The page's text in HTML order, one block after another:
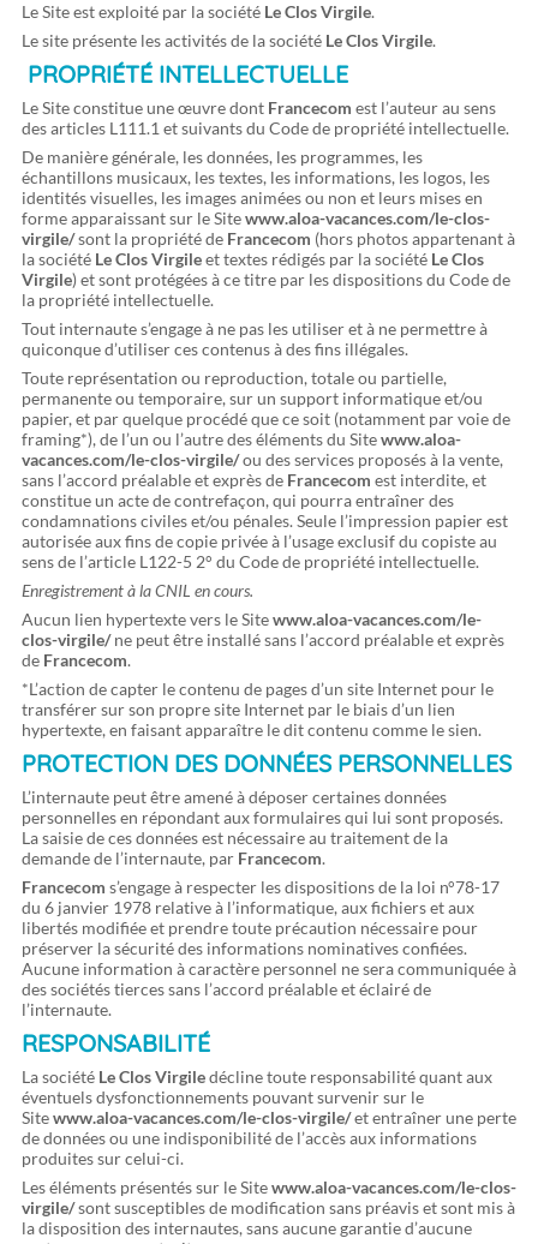
Le Site est exploité par la société Le Clos Virgile.
Le site présente les activités de la société Le Clos Virgile.
PROPRIÉTÉ INTELLECTUELLE
Le Site constitue une œuvre dont Francecom est l’auteur au sens
des articles L111.1 et suivants du Code de propriété intellectuelle.
De manière générale, les données, les programmes, les
échantillons musicaux, les textes, les informations, les logos, les
identités visuelles, les images animées ou non et leurs mises en
forme apparaissant sur le Sitewww.aloa-vacances.com/le-clos-
virgile/sont la propriété de Francecom (hors photos appartenant à
la société Le Clos Virgileet textes rédigés par la société Le Clos
Virgile) et sont protégées à ce titre par les dispositions du Code de
la propriété intellectuelle.
Tout internaute s’engage à ne pas les utiliser et à ne permettre à
quiconque d’utiliser ces contenus à des fins illégales.
Toute représentation ou reproduction, totale ou partielle,
permanente ou temporaire, sur un support informatique et/ou
papier, et par quelque procédé que ce soit (notamment par voie de
framing*), de l’un ou l’autre des éléments du Sitewww.aloa-
vacances.com/le-clos-virgile/ou des services proposés à la vente,
sans l’accord préalable et exprès de Francecom est interdite, et
constitue un acte de contrefaçon, qui pourra entraîner des
condamnations civiles et/ou pénales. Seule l’impression papier est
autorisée aux fins de copie privée à l’usage exclusif du copiste au
sens de l’article L122-5 2° du Code de propriété intellectuelle.
Enregistrement à la CNIL en cours.
Aucun lien hypertexte vers le Sitewww.aloa-vacances.com/le-
clos-virgile/ne peut être installé sans l’accord préalable et exprès
de Francecom.
*L’action de capter le contenu de pages d’un site Internet pour le
transférer sur son propre site Internet par le biais d’un lien
hypertexte, en faisant apparaître le dit contenu comme le sien.
PROTECTION DES DONNÉES PERSONNELLES
L’internaute peut être amené à déposer certaines données
personnelles en répondant aux formulaires qui lui sont proposés.
La saisie de ces données est nécessaire au traitement de la
demande de l’internaute, par Francecom.
Francecom s’engage à respecter les dispositions de la loi n°78-17
du 6 janvier 1978 relative à l’informatique, aux fichiers et aux
libertés modifiée et prendre toute précaution nécessaire pour
préserver la sécurité des informations nominatives confiées.
Aucune information à caractère personnel ne sera communiquée à
des sociétés tierces sans l’accord préalable et éclairé de
l’internaute.
RESPONSABILITÉ
La société Le Clos Virgiledécline toute responsabilité quant aux
éventuels dysfonctionnements pouvant survenir sur le
Sitewww.aloa-vacances.com/le-clos-virgile/et entraîner une perte
de données ou une indisponibilité de l’accès aux informations
produites sur celui-ci.
Les éléments présentés sur le Sitewww.aloa-vacances.com/le-clos-
virgile/sont susceptibles de modification sans préavis et sont mis à
la disposition des internautes, sans aucune garantie d’aucune